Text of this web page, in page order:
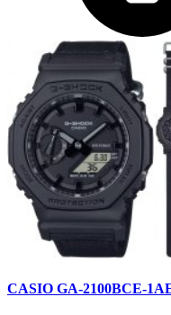
CASIO GA-2100BCE-